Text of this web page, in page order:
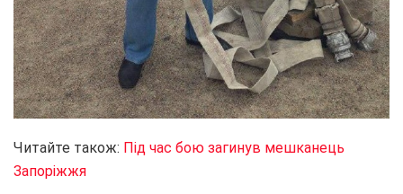
Читайте також: Під час бою загинув мешканець
Запоріжжя